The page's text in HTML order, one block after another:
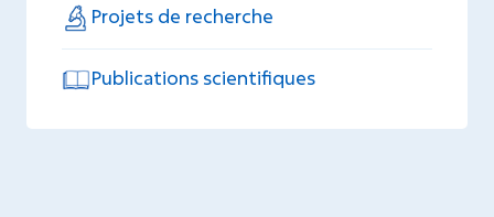
Projets de recherche
Publications scientifiques